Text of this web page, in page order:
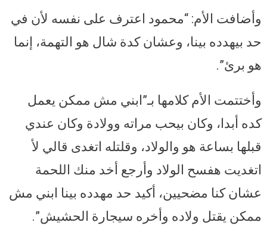
وأضافت الأم: “محمود اعترف على نفسه لأن في
حد بيهدده بينا، وعشان كدة شال هو التهمة، إنما
هو برئ”.
وأختتمت الأم كلامها بـ”ابني مش ممكن يعمل
كده أبدا، وكان بيحب مراته وولادة وكان عندي
قبلها بساعة هو والولاد، وقلتله اتغدى قالي لأ
اتغديت هفسح الولاد وأرجع أخد منك اللحمة
عشان كنا مضحيين، أكيد حد مهدده بينا ابني مش
ممكن يقتل ولاده وأخره سيجارة الحشيش”.